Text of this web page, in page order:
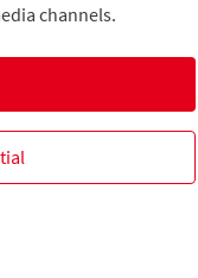
channels.
de la participation
de la
le laboratoire de la